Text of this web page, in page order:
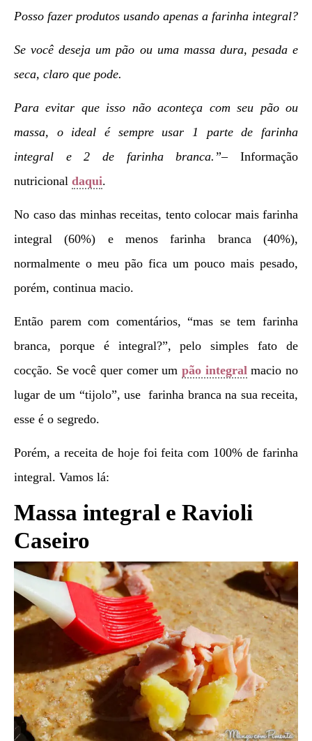
Posso fazer produtos usando apenas a farinha integral?
Se você deseja um pão ou uma massa dura, pesada e
seca, claro que pode.
Para evitar que isso não aconteça com seu pão ou
massa, o ideal é sempre usar 1 parte de farinha
integral e 2 de farinha branca.”– Informação
nutricional daqui.
No caso das minhas receitas, tento colocar mais farinha
integral (60%) e menos farinha branca (40%),
normalmente o meu pão fica um pouco mais pesado,
porém, continua macio.
Então parem com comentários, “mas se tem farinha
branca, porque é integral?”, pelo simples fato de
cocção. Se você quer comer um pão integral macio no
lugar de um “tijolo”, use farinha branca na sua receita,
esse é o segredo.
Porém, a receita de hoje foi feita com 100% de farinha
integral. Vamos lá:
Massa integral e Ravioli
Caseiro